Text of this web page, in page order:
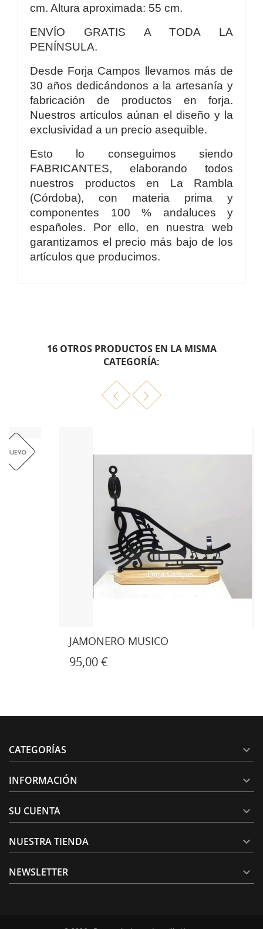
cm. Altura aproximada: 55 cm.
ENVÍO GRATIS A TODA LA
PENÍNSULA.
Desde Forja Campos llevamos más de
30 años dedicándonos a la artesanía y
fabricación de productos en forja.
Nuestros artículos aúnan el diseño y la
exclusividad a un precio asequible.
Esto lo conseguimos siendo
FABRICANTES, elaborando todos
nuestros productos en La Rambla
(Córdoba), con materia prima y
componentes 100 % andaluces y
españoles. Por ello, en nuestra web
garantizamos el precio más bajo de los
artículos que producimos.
16 OTROS PRODUCTOS EN LA MISMA
CATEGORÍA:
JAMONERO MUSICO
CATEGORÍAS 
INFORMACIÓN 
SU CUENTA 
NUESTRA TIENDA 
NEWSLETTER 